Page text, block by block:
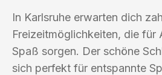
In Karlsruhe erwarten dich
Freizeitmöglichkeiten, die für
Spaß sorgen. Der schöne
sich perfekt für entspannte